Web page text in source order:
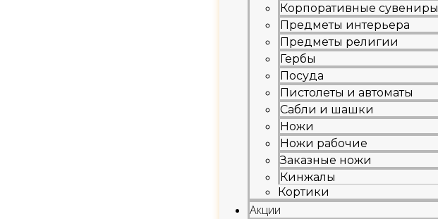
Корпоративные сувениры
Предметы интерьера
Предметы религии
Гербы
Посуда
Пистолеты и автоматы
Сабли и шашки
Ножи
Ножи рабочие
Заказные ножи
Кинжалы
Кортики
Акции